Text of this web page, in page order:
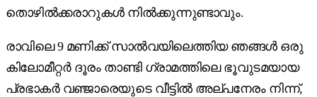
തൊഴിൽക്കരാറുകൾ നിൽക്കുന്നുണ്ടാവും.
രാവിലെ 9 മണിക്ക് സാൽ‌വയിലെത്തിയ ഞങ്ങൾ ഒരു
കിലോമീറ്റർ ദൂരം താണ്ടി ഗ്രാമത്തിലെ ഭൂവുടമയായ
പ്രഭാകർ വഞ്ജാരെയുടെ വീട്ടിൽ അല്പനേരം നിന്ന്,